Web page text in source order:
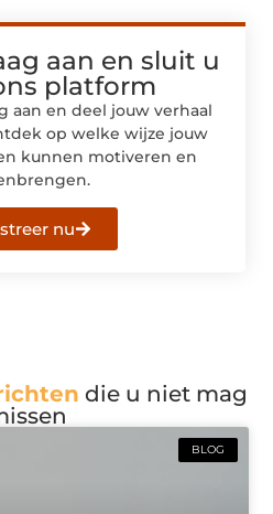
aan en sluit u
platform
aan en deel jouw verhaal
op welke wijze jouw
kunnen motiveren en
nu
die u niet mag
BLOG